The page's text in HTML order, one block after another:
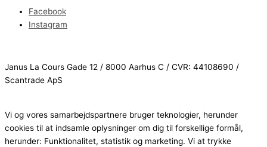
Facebook
Instagram
Janus La Cours Gade 12 / 8000 Aarhus C / CVR: 44108690 /
Scantrade ApS
Vi og vores samarbejdspartnere bruger teknologier, herunder
cookies til at indsamle oplysninger om dig til forskellige formål,
herunder: Funktionalitet, statistik og marketing. Vi at trykke